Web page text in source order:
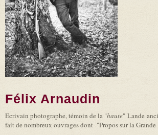
Félix Arnaudin
Ecrivain photographe, témoin de la "haute" Lande
fait de nombreux ouvrages dont "Propos sur la